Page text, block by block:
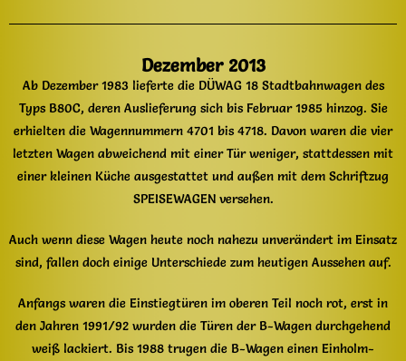
Dezember 2013
Ab Dezember 1983 lieferte die DÜWAG 18 Stadtbahnwagen des
Typs B80C, deren Auslieferung sich bis Februar 1985 hinzog. Sie
erhielten die Wagennummern 4701 bis 4718. Davon waren die vier
letzten Wagen abweichend mit einer Tür weniger, stattdessen mit
einer kleinen Küche ausgestattet und außen mit dem Schriftzug
SPEISEWAGEN versehen.
Auch wenn diese Wagen heute noch nahezu unverändert im Einsatz
sind, fallen doch einige Unterschiede zum heutigen Aussehen auf.
Anfangs waren die Einstiegtüren im oberen Teil noch rot, erst in
den Jahren 1991/92 wurden die Türen der B-Wagen durchgehend
weiß lackiert. Bis 1988 trugen die B-Wagen einen Einholm-